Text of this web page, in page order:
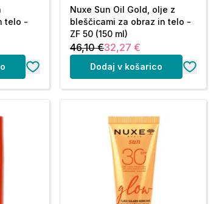
telo -
Nuxe Sun Oil Gold, olje z
bleščicami za obraz in telo -
ZF 50 (150 ml)
46,10 €32,27 €
Dodaj v košarico